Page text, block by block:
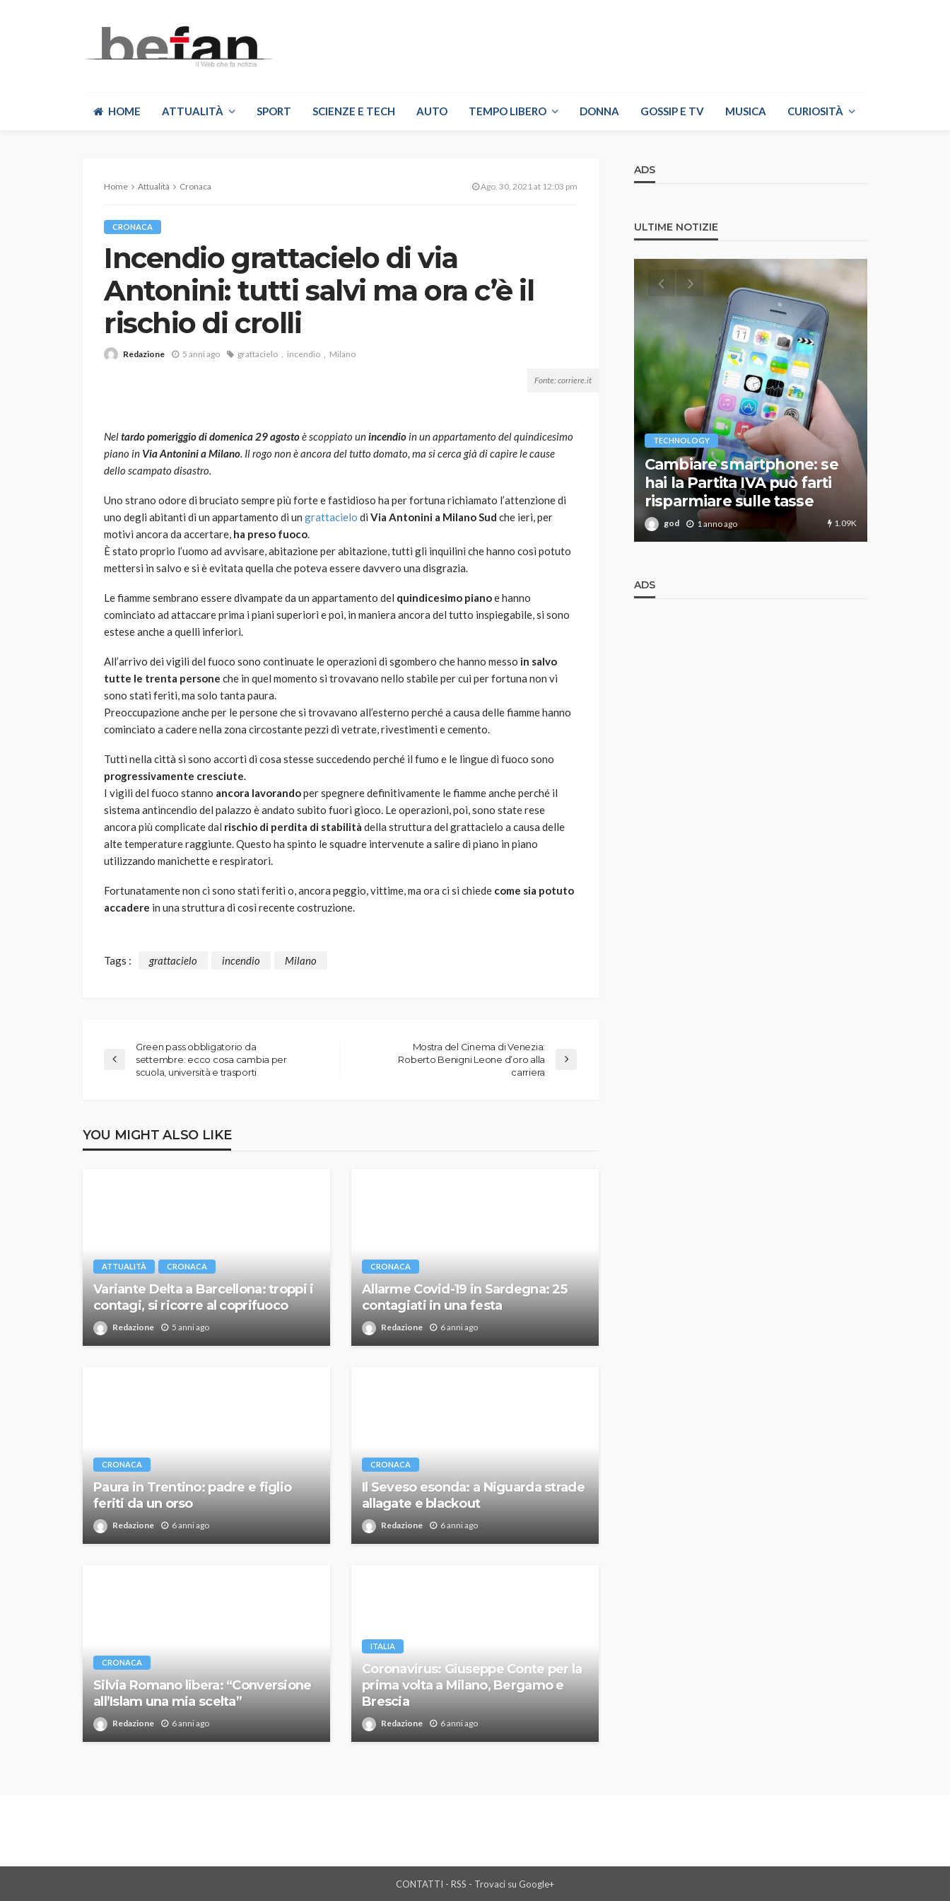
HOME ATTUALITÀ SPORT SCIENZE E TECH AUTO TEMPO LIBERO DONNA GOSSIP E TV MUSICA CURIOSITÀ
Home Attualità Cronaca Ago. 30, 2021 at 12:03 pm
CRONACA
Incendio grattacielo di via
Antonini: tutti salvi ma ora c’è il
rischio di crolli
Redazione 5 anni ago grattacielo incendio Milano
Fonte: corriere.it
Neltardo pomeriggio di domenica 29 agostoè scoppiato unincendioin un appartamento del quindicesimo
piano in Via Antonini a Milano. Il rogo non è ancora del tutto domato, ma si cerca già di capire le cause
dello scampato disastro.
Uno strano odore di bruciato sempre più forte e fastidioso ha per fortuna richiamato l’attenzione di
uno degli abitanti di un appartamento di un grattacielo di Via Antonini a Milano Sud che ieri, per
motivi ancora da accertare, ha preso fuoco.
È stato proprio l’uomo ad avvisare, abitazione per abitazione, tutti gli inquilini che hanno così potuto
mettersi in salvo e si è evitata quella che poteva essere davvero una disgrazia.
Le fiamme sembrano essere divampate da un appartamento del quindicesimo pianoe hanno
cominciato ad attaccare prima i piani superiori e poi, in maniera ancora del tutto inspiegabile, si sono
estese anche a quelli inferiori.
All’arrivo dei vigili del fuoco sono continuate le operazioni di sgombero che hanno messo in salvo
tutte le trenta persone che in quel momento si trovavano nello stabile per cui per fortuna non vi
sono stati feriti, ma solo tanta paura.
Preoccupazione anche per le persone che si trovavano all’esterno perché a causa delle fiamme hanno
cominciato a cadere nella zona circostante pezzi di vetrate, rivestimenti e cemento.
Tutti nella città si sono accorti di cosa stesse succedendo perché il fumo e le lingue di fuoco sono
progressivamente cresciute.
I vigili del fuoco stanno ancora lavorandoper spegnere definitivamente le fiamme anche perché il
sistema antincendio del palazzo è andato subito fuori gioco. Le operazioni, poi, sono state rese
ancora più complicate dal rischio di perdita di stabilità della struttura del grattacielo a causa delle
alte temperature raggiunte. Questo ha spinto le squadre intervenute a salire di piano in piano
utilizzando manichette e respiratori.
Fortunatamente non ci sono stati feriti o, ancora peggio, vittime, ma ora ci si chiede come sia potuto
accadere in una struttura di così recente costruzione.
Tags : grattacielo incendio Milano
Green pass obbligatorio da
settembre: ecco cosa cambia per
scuola, università e trasporti
Mostra del Cinema di Venezia:
Roberto Benigni Leone d’oro alla
carriera
YOU MIGHT ALSO LIKE
ATTUALITÀ CRONACA
Variante Delta a Barcellona: troppi i
contagi, si ricorre al coprifuoco
Redazione 5 anni ago
CRONACA
Allarme Covid-19 in Sardegna: 25
contagiati in una festa
Redazione 6 anni ago
CRONACA
Paura in Trentino: padre e figlio
feriti da un orso
Redazione 6 anni ago
CRONACA
Il Seveso esonda: a Niguarda strade
allagate e blackout
Redazione 6 anni ago
CRONACA
Silvia Romano libera: “Conversione
all’Islam una mia scelta”
Redazione 6 anni ago
ITALIA
Coronavirus: Giuseppe Conte per la
prima volta a Milano, Bergamo e
Brescia
Redazione 6 anni ago
ADS
ULTIME NOTIZIE
VARIE
scegliere per il tuo prato
god 1 anno ago 784
Davis: tennis mondiale e
passione per
abbracciano la stessa causa
god 9 mesi ago
TECHNOLOGY
Cambiare smartphone: se
hai la Partita IVA può farti
risparmiare sulle tasse
god 1 anno ago 1.09K
ADS
CONTATTI - RSS - Trovaci su Google+